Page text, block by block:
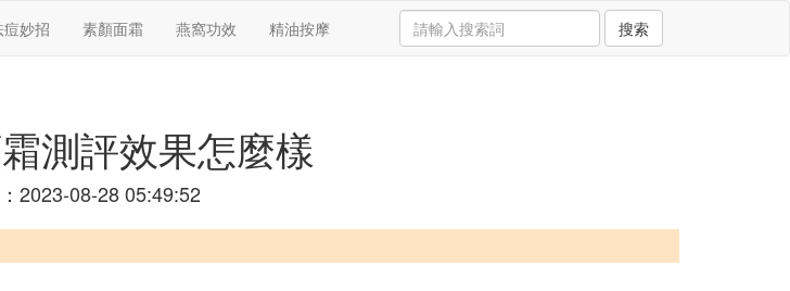
痘妙招 素顏面霜 燕窩功效 精油按摩 搜索
測評效果怎麼樣
2023-08-28 05:49:52